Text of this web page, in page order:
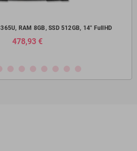
RAM 8GB, SSD 512GB, 14" FullHD
478,93 €